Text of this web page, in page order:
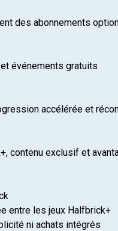
des abonnements
événements gratuits
accélérée et
contenu exclusif et
entre les jeux Halfbrick+
ni achats intégrés